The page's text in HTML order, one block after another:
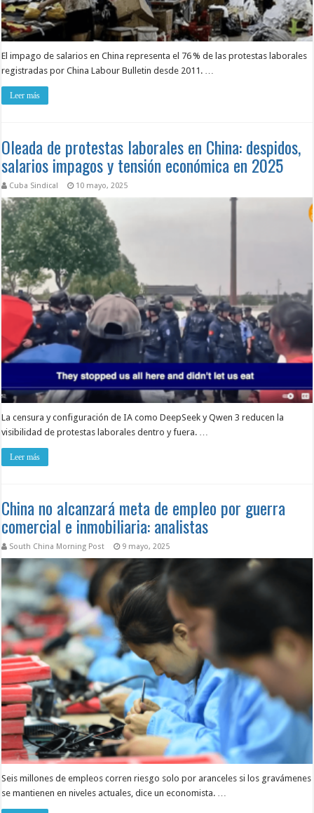
El impago de salarios en China representa el 76 % de las protestas laborales
registradas por China Labour Bulletin desde 2011. …
Leer más
Oleada de protestas laborales en China: despidos,
salarios impagos y tensión económica en 2025
Cuba Sindical 10 mayo, 2025
La censura y configuración de IA como DeepSeek y Qwen 3 reducen la
visibilidad de protestas laborales dentro y fuera. …
Leer más
China no alcanzará meta de empleo por guerra
comercial e inmobiliaria: analistas
South China Morning Post 9 mayo, 2025
Seis millones de empleos corren riesgo solo por aranceles si los gravámenes
se mantienen en niveles actuales, dice un economista. …